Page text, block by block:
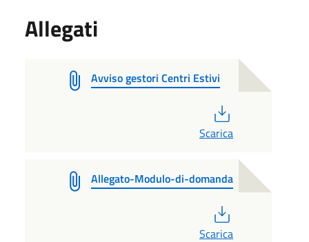
Allegati
Avviso gestori Centri Estivi
Scarica
Allegato-Modulo-di-domanda
Scarica